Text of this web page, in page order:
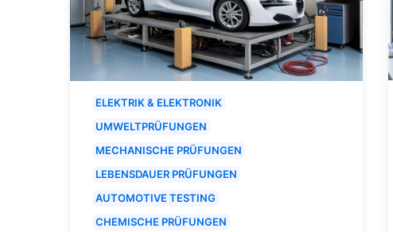
ELEKTRIK & ELEKTRONIK
UMWELTPRÜFUNGEN
MECHANISCHE PRÜFUNGEN
LEBENSDAUER PRÜFUNGEN
AUTOMOTIVE TESTING
CHEMISCHE PRÜFUNGEN